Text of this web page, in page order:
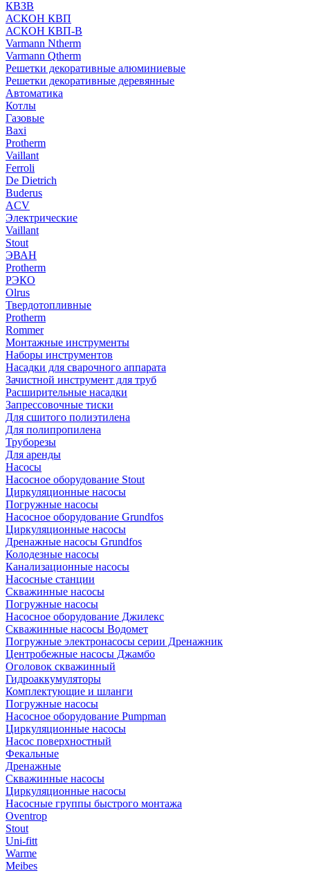
КВЗВ
АСКОН КВП
АСКОН КВП-В
Varmann Ntherm
Varmann Qtherm
Решетки декоративные алюминиевые
Решетки декоративные деревянные
Автоматика
Котлы
Газовые
Baxi
Protherm
Vaillant
Ferroli
De Dietrich
Buderus
ACV
Электрические
Vaillant
Stout
ЭВАН
Protherm
РЭКО
Olrus
Твердотопливные
Protherm
Rommer
Монтажные инструменты
Наборы инструментов
Насадки для сварочного аппарата
Зачистной инструмент для труб
Расширительные насадки
Запрессовочные тиски
Для сшитого полиэтилена
Для полипропилена
Труборезы
Для аренды
Насосы
Насосное оборудование Stout
Циркуляционные насосы
Погружные насосы
Насосное оборудование Grundfos
Циркуляционные насосы
Дренажные насосы Grundfos
Колодезные насосы
Канализационные насосы
Насосные станции
Скважинные насосы
Погружные насосы
Насосное оборудование Джилекс
Скважинные насосы Водомет
Погружные электронасосы серии Дренажник
Центробежные насосы Джамбо
Оголовок скважинный
Гидроаккумуляторы
Комплектующие и шланги
Погружные насосы
Насосное оборудование Pumpman
Циркуляционные насосы
Насос поверхностный
Фекальные
Дренажные
Скважинные насосы
Циркуляционные насосы
Насосные группы быстрого монтажа
Oventrop
Stout
Uni-fitt
Warme
Meibes